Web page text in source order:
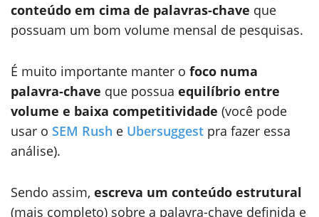
conteúdo em cima de palavras-chave que
possuam um bom volume mensal de pesquisas.
É muito importante manter o foco numa
palavra-chave que possua equilíbrio entre
volume e baixa competitividade (você pode
usar o SEM Rush e Ubersuggest pra fazer essa
análise).
Sendo assim, escreva um conteúdo estrutural
(mais completo) sobre a palavra-chave definida e